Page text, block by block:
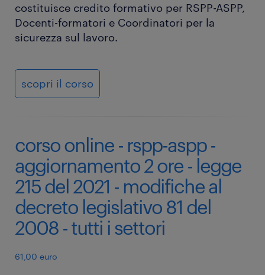
costituisce credito formativo per RSPP-ASPP,
Docenti-formatori e Coordinatori per la
sicurezza sul lavoro.
scopri il corso
corso online - rspp-aspp -
aggiornamento 2 ore - legge
215 del 2021 - modifiche al
decreto legislativo 81 del
2008 - tutti i settori
61,00 euro